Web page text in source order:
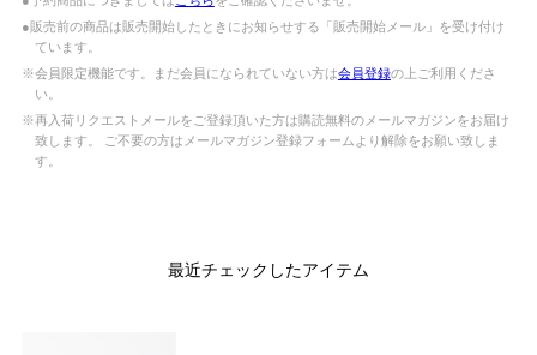
●販売前の商品は販売開始したときにお知らせする「販売開始メール」を受け付け
ています。
※会員限定機能です。まだ会員になられていない方は会員登録の上ご利用くださ
い。
※再入荷リクエストメールをご登録頂いた方は購読無料のメールマガジンをお届け
致します。 ご不要の方はメールマガジン登録フォームより解除をお願い致しま
す。
最近チェックしたアイテム